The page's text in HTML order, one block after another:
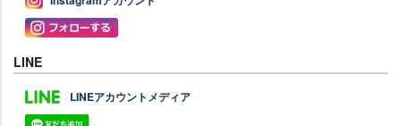
LINE
LINEアカウントメディア